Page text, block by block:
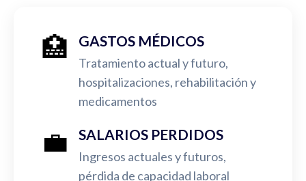
🏥 GASTOS MÉDICOS
Tratamiento actual y futuro,
hospitalizaciones, rehabilitación y
medicamentos
💼 SALARIOS PERDIDOS
Ingresos actuales y futuros,
pérdida de capacidad laboral